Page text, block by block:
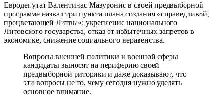
Евродепутат Валентинас Мазуронис в своей предвыборной
программе назвал три пункта плана создания «справедливой,
процветающей Литвы»: укрепление национального
Литовского государства, отказ от избыточных запретов в
экономике, снижение социального неравенства.
Вопросы внешней политики и военной сферы
кандидаты выносят на периферию своей
предвыборной риторики и даже доказывают, что
эти вопросы не то, чему сегодня нужно уделять
основное внимание.